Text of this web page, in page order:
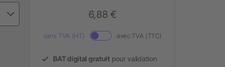
6,88 €
sans TVA (HT) avec TVA (TTC)
BAT digital gratuitpour validation